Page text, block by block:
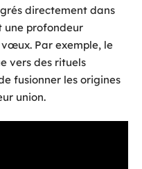
directement dans
une profondeur
Par exemple, le
vers des rituels
fusionner les origines
union.